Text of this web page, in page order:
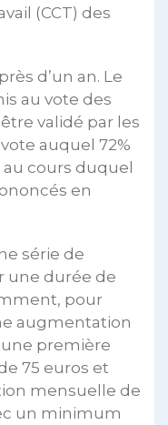
(CCT) des
d’un an. Le
au vote des
validé par les
auquel 72%
cours duquel
en
série de
une durée de
pour
augmentation
première
75 euros et
mensuelle de
un minimum